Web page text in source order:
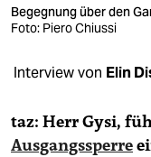
veranstaltungen
shop
unterstützen
Begegnung über den
Foto: Piero Chiussi
Interview von Elin
taz: Herr Gysi,
Ausgangssperre